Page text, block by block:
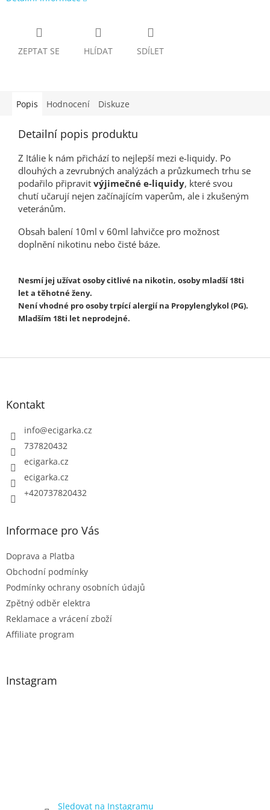
ZEPTAT SE HLÍDAT SDÍLET
Popis Hodnocení Diskuze
Detailní popis produktu
Z Itálie k nám přichází to nejlepší mezi e-liquidy. Po
dlouhých a zevrubných analýzách a průzkumech trhu se
podařilo připravit výjimečné e-liquidy, které svou
chutí učarují nejen začínajícím vaperům, ale i zkušeným
veteránům.
Obsah balení 10ml v 60ml lahvičce pro možnost
doplnění nikotinu nebo čisté báze.
Nesmí jej užívat osoby citlivé na nikotin, osoby mladší 18ti
let a těhotné ženy.
Není vhodné pro osoby trpící alergií na Propylenglykol (PG).
Mladším 18ti let neprodejné.
Kontakt
info@ecigarka.cz
737820432
ecigarka.cz
ecigarka.cz
+420737820432
Informace pro Vás
Doprava a Platba
Obchodní podmínky
Podmínky ochrany osobních údajů
Zpětný odběr elektra
Reklamace a vrácení zboží
Affiliate program
Instagram
Sledovat na Instagramu